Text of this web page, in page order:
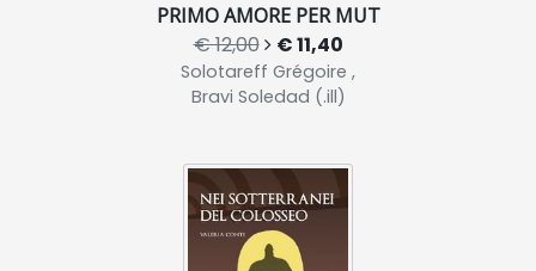
PRIMO AMORE PER MUT
€ 12,00 € 11,40
Solotareff Grégoire ,
Bravi Soledad (.ill)